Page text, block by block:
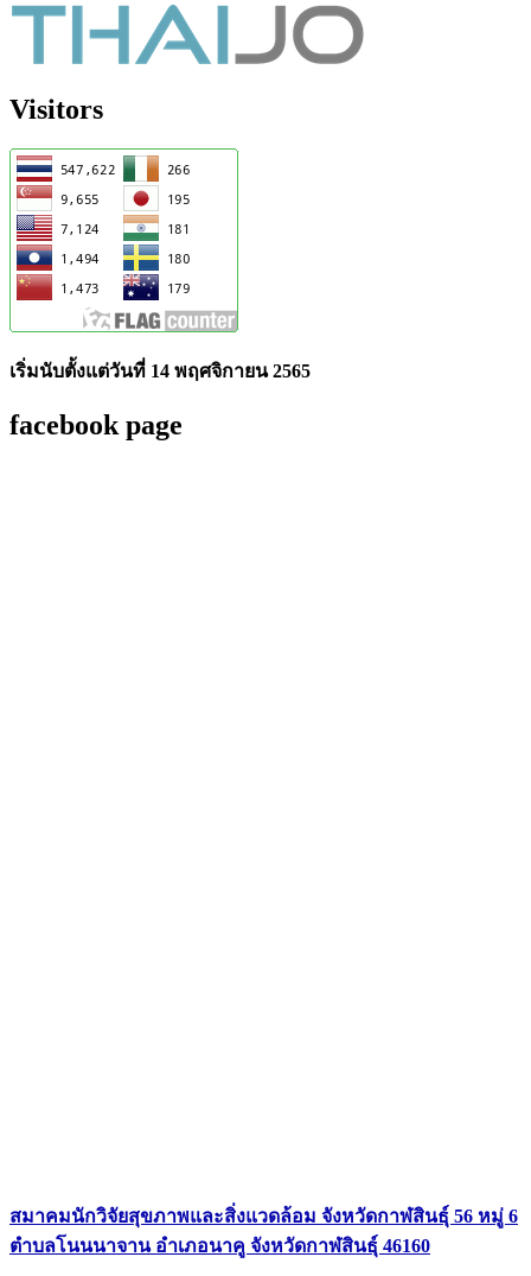
Visitors
เริ่มนับตั้งแต่วันที่ 14 พฤศจิกายน 2565
facebook page
สมาคมนักวิจัยสุขภาพและสิ่งแวดล้อม จังหวัดกาฬสินธุ์ 56 หมู่ 6
ตำบลโนนนาจาน อำเภอนาคู จังหวัดกาฬสินธุ์ 46160